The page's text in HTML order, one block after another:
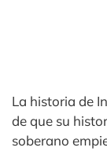
La historia de
de que su
soberano